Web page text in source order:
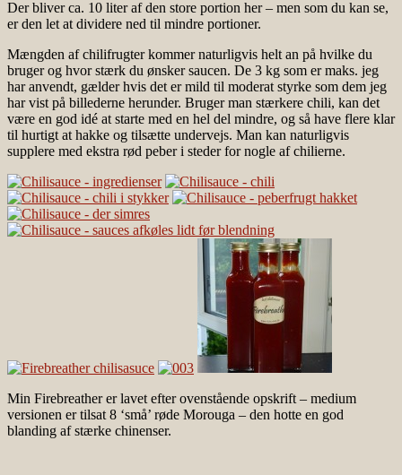
Der bliver ca. 10 liter af den store portion her – men som du kan se,
er den let at dividere ned til mindre portioner.
Mængden af chilifrugter kommer naturligvis helt an på hvilke du
bruger og hvor stærk du ønsker saucen. De 3 kg som er maks. jeg
har anvendt, gælder hvis det er mild til moderat styrke som dem jeg
har vist på billederne herunder. Bruger man stærkere chili, kan det
være en god idé at starte med en hel del mindre, og så have flere klar
til hurtigt at hakke og tilsætte undervejs. Man kan naturligvis
supplere med ekstra rød peber i steder for nogle af chilierne.
Min Firebreather er lavet efter ovenstående opskrift – medium
versionen er tilsat 8 ‘små’ røde Morouga – den hotte en god
blanding af stærke chinenser.